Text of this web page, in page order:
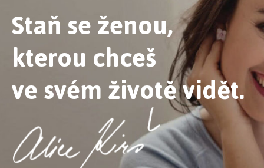
Staň se ženou,
kterou chceš
vesvém životě vidět.